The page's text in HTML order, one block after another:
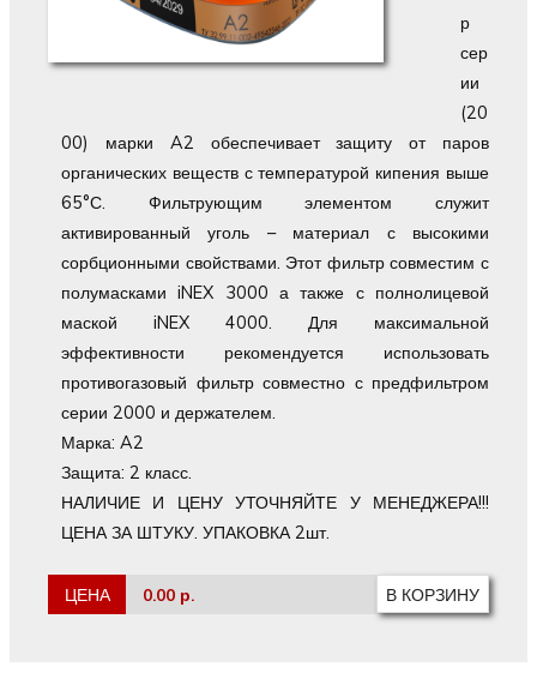
р
сер
ии
(20
00) марки A2 обеспечивает защиту от паров
органических веществ с температурой кипения выше
65°С. Фильтрующим элементом служит
активированный уголь – материал с высокими
сорбционными свойствами. Этот фильтр совместим с
полумасками iNEX 3000 а также с полнолицевой
маской iNEX 4000. Для максимальной
эффективности рекомендуется использовать
противогазовый фильтр совместно с предфильтром
серии 2000 и держателем.
Марка: A2
Защита: 2 класс.
НАЛИЧИЕ И ЦЕНУ УТОЧНЯЙТЕ У МЕНЕДЖЕРА!!!
ЦЕНА ЗА ШТУКУ. УПАКОВКА 2шт.
ЦЕНА 0.00 р.